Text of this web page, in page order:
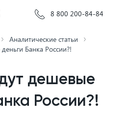
8 800 200-84-84
Аналитические статьи
Банка России?!
дешевые
России?!